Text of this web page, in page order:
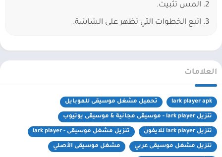
2. المس تثبيت.
3. اتبع الخطوات التي تظهر على الشاشة.
العلامات
lark player apk تحميل مشغل موسيقى للموبايل
تنزيل lark player - موسيقى مجانية & موسيقى يوتيوب
تنزيل lark player للايفون تنزيل مشغل موسيقى - lark player
تنزيل مشغل موسيقى عربي مشغل موسيقى الأصلي